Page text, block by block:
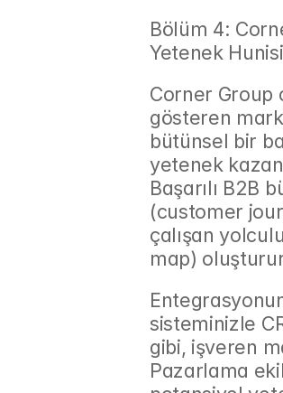
Bölüm 4:
Yetenek
Corner Group
gösteren
bütünsel bir
yetenek
Başarılı B2B
(customer
çalışan
map)
sisteminizle
gibi, işveren
Pazarlama